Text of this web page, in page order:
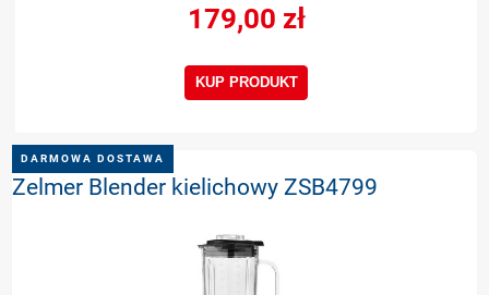
179,00 zł
KUP PRODUKT
Zelmer Blender kielichowy ZSB4799
DARMOWA DOSTAWA